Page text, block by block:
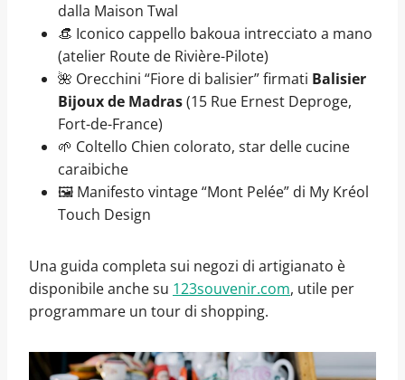
dalla Maison Twal
👒 Iconico cappello bakoua intrecciato a mano
(atelier Route de Rivière-Pilote)
🌺 Orecchini “Fiore di balisier” firmati Balisier
Bijoux de Madras(15 Rue Ernest Deproge,
Fort-de-France)
🌱 Coltello Chien colorato, star delle cucine
caraibiche
🖼️ Manifesto vintage “Mont Pelée” di My Kréol
Touch Design
Una guida completa sui negozi di artigianato è
disponibile anche su 123souvenir.com, utile per
programmare un tour di shopping.